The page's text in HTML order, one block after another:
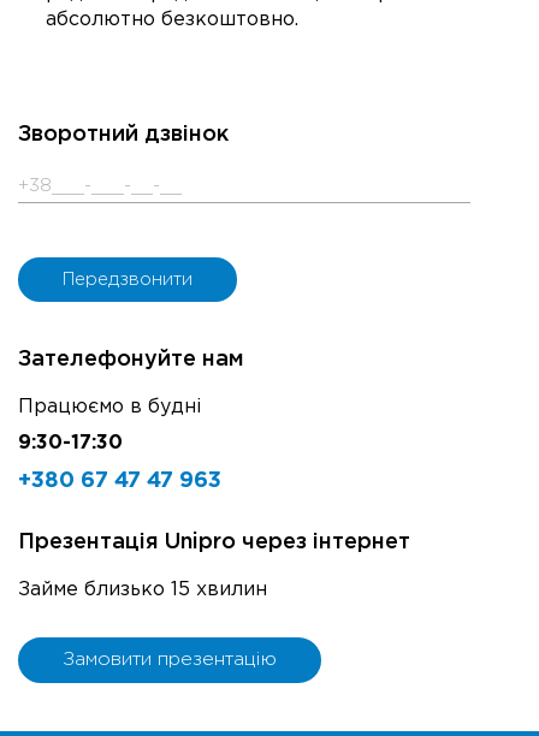
абсолютно безкоштовно.
Зворотний дзвінок
Зателефонуйте нам
Працюємо в будні
9:30-17:30
+380 67 47 47 963
Презентація Unipro через інтернет
Займе близько 15 хвилин
Замовити презентацію